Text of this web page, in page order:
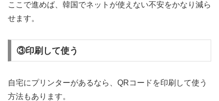
ここで進めば、韓国でネットが使えない不安をかなり減ら
せます。
③印刷して使う
自宅にプリンターがあるなら、QRコードを印刷して使う
方法もあります。